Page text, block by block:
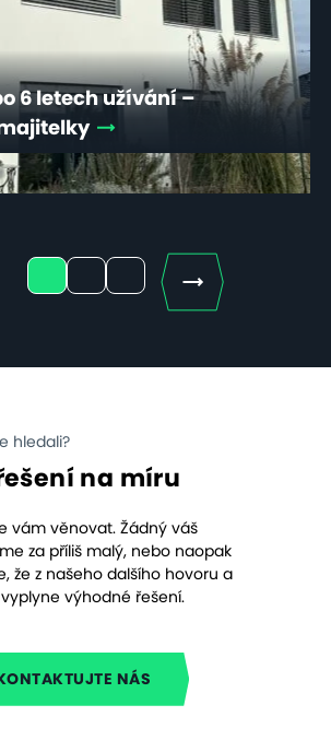
6 letech užívání –
Next
hledali?
na míru
vám věnovat. Žádný váš
za příliš malý, nebo naopak
že z našeho dalšího hovoru a
výhodné řešení.
NÁS